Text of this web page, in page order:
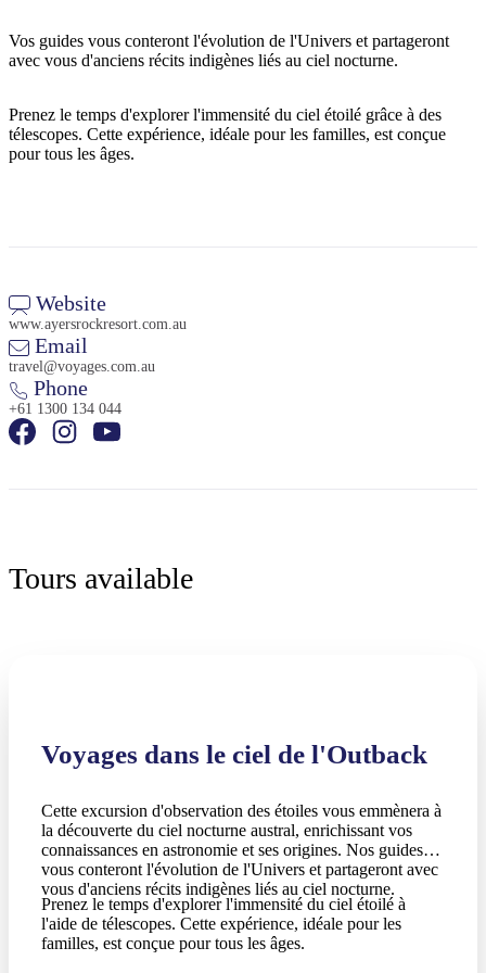
Vos guides vous conteront l'évolution de l'Univers et partageront
avec vous d'anciens récits indigènes liés au ciel nocturne.
Prenez le temps d'explorer l'immensité du ciel étoilé grâce à des
télescopes. Cette expérience, idéale pour les familles, est conçue
pour tous les âges.
Website
www.ayersrockresort.com.au
Email
travel@voyages.com.au
Phone
+61 1300 134 044
Tours available
Voyages dans le ciel de l'Outback
Cette excursion d'observation des étoiles vous emmènera à
la découverte du ciel nocturne austral, enrichissant vos
connaissances en astronomie et ses origines. Nos guides
vous conteront l'évolution de l'Univers et partageront avec
vous d'anciens récits indigènes liés au ciel nocturne.
Prenez le temps d'explorer l'immensité du ciel étoilé à
l'aide de télescopes. Cette expérience, idéale pour les
familles, est conçue pour tous les âges.